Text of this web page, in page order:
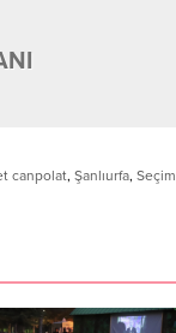
canpolat, Şanlıurfa, Seçim